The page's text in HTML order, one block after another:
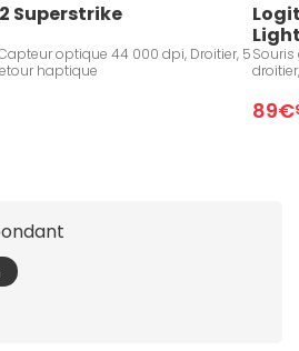
Superstrike
optique 44 000 dpi, Droitier, 5
haptique
89€